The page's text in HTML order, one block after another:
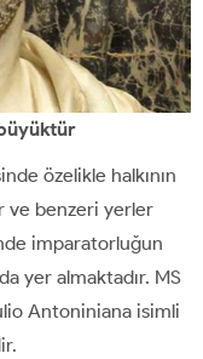
özelikle halkının
ve benzeri yerler
imparatorluğun
yer almaktadır. MS
Antoniniana isimli